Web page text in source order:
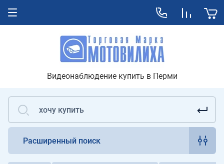
Видеонаблюдение купить в Перми
Расширенный поиск